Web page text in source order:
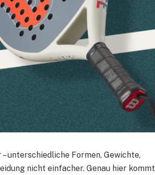
unterschiedliche Formen, Gewichte,
nicht einfacher. Genau hier kommt